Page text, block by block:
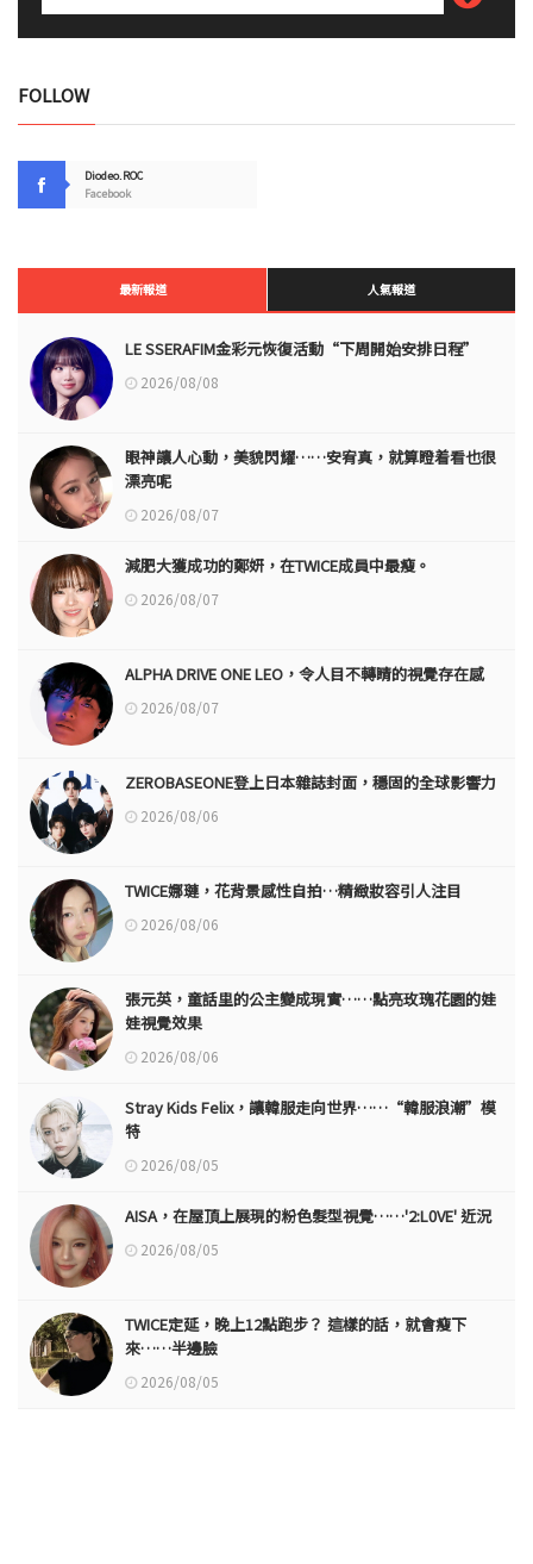
FOLLOW
Diodeo.ROC
Facebook
最新報道 人氣報道
LE SSERAFIM金彩元恢復活動“下周開始安排日程”
2026/08/08
眼神讓人心動，美貌閃耀……安宥真，就算瞪着看也很
漂亮呢
2026/08/07
減肥大獲成功的鄭妍，在TWICE成員中最瘦。
2026/08/07
ALPHA DRIVE ONE LEO，令人目不轉睛的視覺存在感
2026/08/07
ZEROBASEONE登上日本雜誌封面，穩固的全球影響力
2026/08/06
TWICE娜璉，花背景感性自拍…精緻妝容引人注目
2026/08/06
張元英，童話里的公主變成現實……點亮玫瑰花園的娃
娃視覺效果
2026/08/06
Stray Kids Felix，讓韓服走向世界……“韓服浪潮”模
特
2026/08/05
AISA，在屋頂上展現的粉色髮型視覺……'2:L0VE' 近況
2026/08/05
TWICE定延，晚上12點跑步？ 這樣的話，就會瘦下
來……半邊臉
2026/08/05